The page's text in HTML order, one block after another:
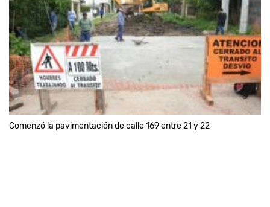
Comenzó la pavimentación de calle 169 entre 21 y 22